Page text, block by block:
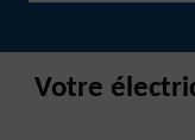
Votre